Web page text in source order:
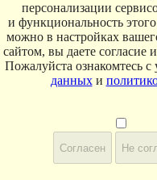
Плинтусы
Молдинги
Стеновые панели
Декоративные
Клеи и инструменты
Магазин
персонализации
и функциональность
можно в настройках
сайтом, вы даете согласие
Пожалуйста ознакомтесь с
данныхи
Согласен Не